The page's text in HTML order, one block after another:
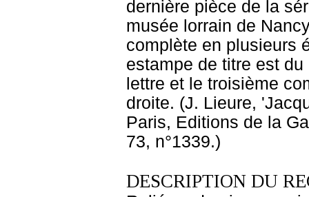
dernière pièce de la
musée lorrain de
complète en plusieurs
estampe de titre est
lettre et le troisième
droite. (J. Lieure,
Paris, Editions de la
73, n°1339.)
DESCRIPTION DU